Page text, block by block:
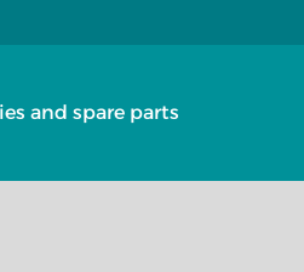
and spare parts